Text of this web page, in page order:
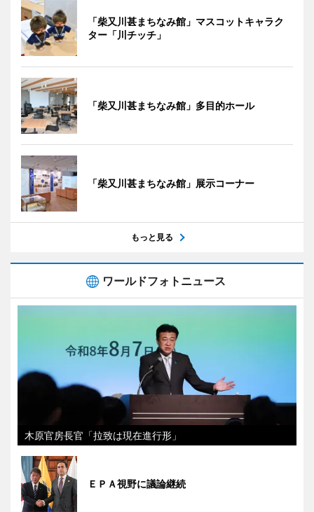
「柴又川甚まちなみ館」マスコットキャラク
ター「川チッチ」
「柴又川甚まちなみ館」多目的ホール
「柴又川甚まちなみ館」展示コーナー
もっと見る
ワールドフォトニュース
木原官房長官「拉致は現在進行形」
ＥＰＡ視野に議論継続